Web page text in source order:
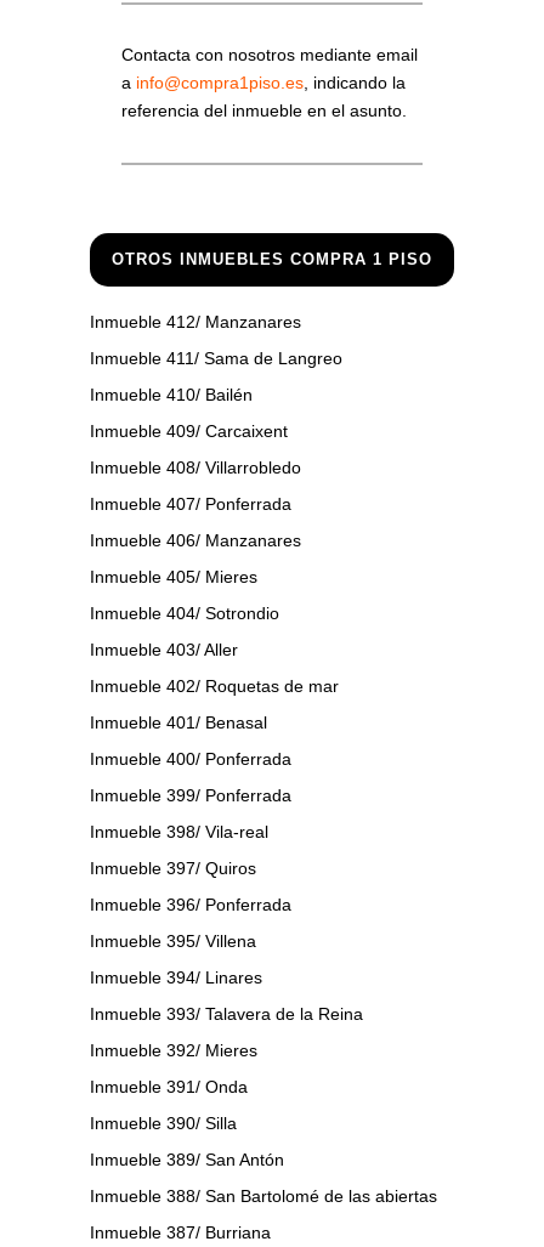
Contacta con nosotros mediante email
a info@compra1piso.es , indicando la
referencia del inmueble en el asunto.
OTROS INMUEBLES COMPRA 1 PISO
Inmueble 412/ Manzanares
Inmueble 411/ Sama de Langreo
Inmueble 410/ Bailén
Inmueble 409/ Carcaixent
Inmueble 408/ Villarrobledo
Inmueble 407/ Ponferrada
Inmueble 406/ Manzanares
Inmueble 405/ Mieres
Inmueble 404/ Sotrondio
Inmueble 403/ Aller
Inmueble 402/ Roquetas de mar
Inmueble 401/ Benasal
Inmueble 400/ Ponferrada
Inmueble 399/ Ponferrada
Inmueble 398/ Vila-real
Inmueble 397/ Quiros
Inmueble 396/ Ponferrada
Inmueble 395/ Villena
Inmueble 394/ Linares
Inmueble 393/ Talavera de la Reina
Inmueble 392/ Mieres
Inmueble 391/ Onda
Inmueble 390/ Silla
Inmueble 389/ San Antón
Inmueble 388/ San Bartolomé de las abiertas
Inmueble 387/ Burriana